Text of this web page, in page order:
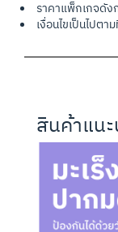
ราคาแพ็กเกจดั
เงื่อนไขเป็นไปต
สินค้าแนะ